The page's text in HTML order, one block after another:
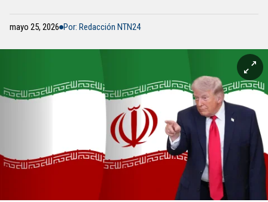
mayo 25, 2026 Por: Redacción NTN24